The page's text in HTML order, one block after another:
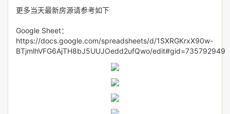
更多当天最新房源请参考如下
Google Sheet：
https://docs.google.com/spreadsheets/d/1SXRGKrxX90w-
BTjmlhVFG6AjTH8bJ5UUJOedd2ufQwo/edit#gid=735792949